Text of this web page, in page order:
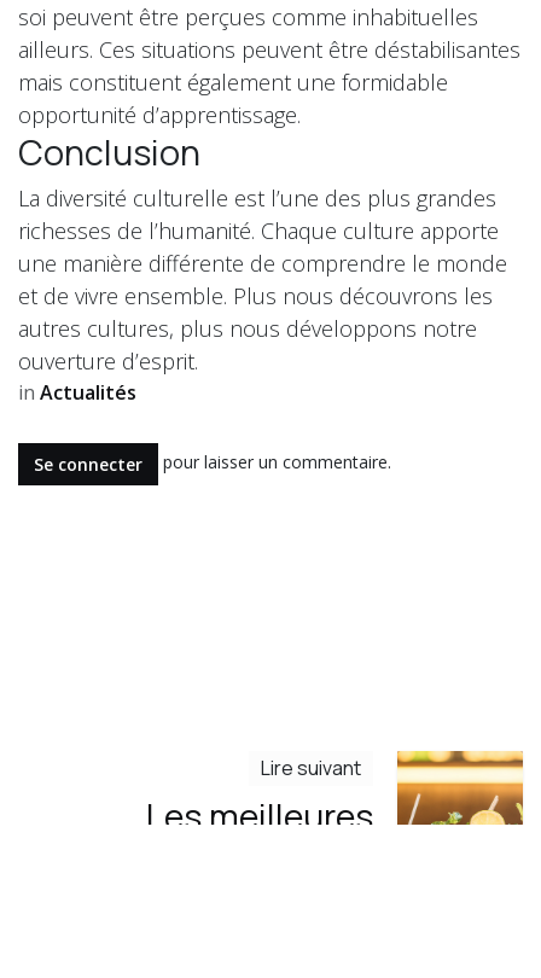
soi peuvent être perçues comme inhabituelles
ailleurs. Ces situations peuvent être déstabilisantes
mais constituent également une formidable
opportunité d’apprentissage.
Conclusion
La diversité culturelle est l’une des plus grandes
richesses de l’humanité. Chaque culture apporte
une manière différente de comprendre le monde
et de vivre ensemble. Plus nous découvrons les
autres cultures, plus nous développons notre
ouverture d’esprit.
in Actualités
Se connecter pour laisser un commentaire.
Lire suivant
Les meilleures